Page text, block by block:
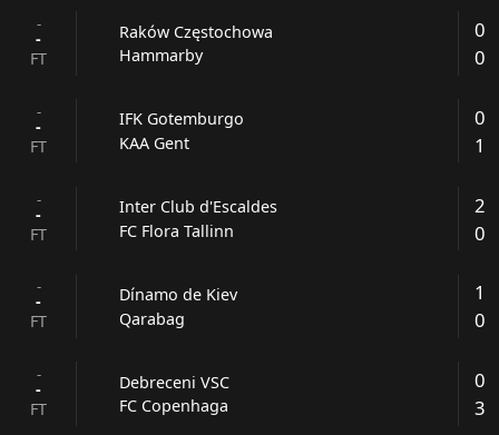
-
-
FT
Raków Częstochowa
Hammarby
0
0
-
-
FT
IFK Gotemburgo
KAA Gent
0
1
-
-
FT
Inter Club d'Escaldes
FC Flora Tallinn
2
0
-
-
FT
Dínamo de Kiev
Qarabag
1
0
-
-
FT
Debreceni VSC
FC Copenhaga
0
3